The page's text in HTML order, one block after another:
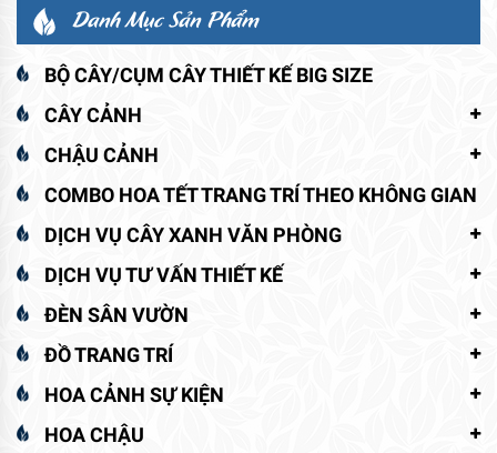
Danh Mục Sản Phẩm
BỘ CÂY/CỤM CÂY THIẾT KẾ BIG SIZE
CÂY CẢNH
CHẬU CẢNH
COMBO HOA TẾT TRANG TRÍ THEO KHÔNG GIAN
DỊCH VỤ CÂY XANH VĂN PHÒNG
DỊCH VỤ TƯ VẤN THIẾT KẾ
ĐÈN SÂN VƯỜN
ĐỒ TRANG TRÍ
HOA CẢNH SỰ KIỆN
HOA CHẬU